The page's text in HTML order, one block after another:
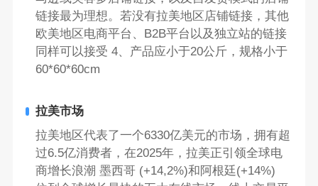
链接最为理想。若没有拉美地区店铺链接，其他
欧美地区电商平台、B2B平台以及独立站的链接
同样可以接受 4、产品应小于20公斤，规格小于
60*60*60cm
拉美市场
拉美地区代表了一个6330亿美元的市场，拥有超
过6.5亿消费者，在2025年，拉美正引领全球电
商增长浪潮 墨西哥 (+14,2%)和阿根廷(+14%)